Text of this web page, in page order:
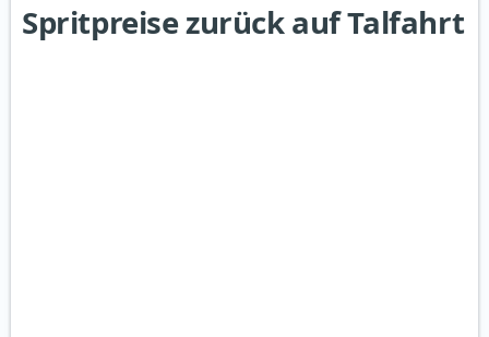
Spritpreise zurück auf Talfahrt